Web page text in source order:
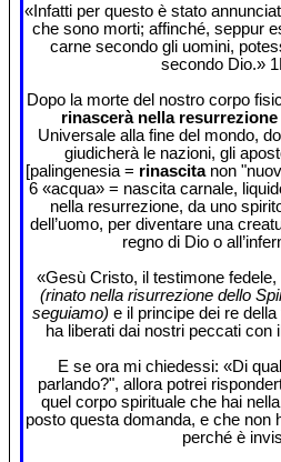
«Infatti per questo è stato
che sono morti; affinché, seppur
carne secondo gli uomini,
secondo Dio.»
Dopo la morte del nostro corpo
rinascerà nella resurrezione
Universale alla fine del mondo,
giudicherà le nazioni, gli
[palingenesia = rinascitanon
6 «acqua» = nascita carnale,
nella resurrezione, da uno
dell’uomo, per diventare una
regno di Dio o
«Gesù Cristo, il testimone fedele,
(rinato nella risurrezione dello
seguiamo) e il principe dei re
ha liberati dai nostri peccati con
E se ora mi chiedessi: «Di
parlando?", allora potrei
quel corpo spirituale che hai
posto questa domanda, e che non
perché è